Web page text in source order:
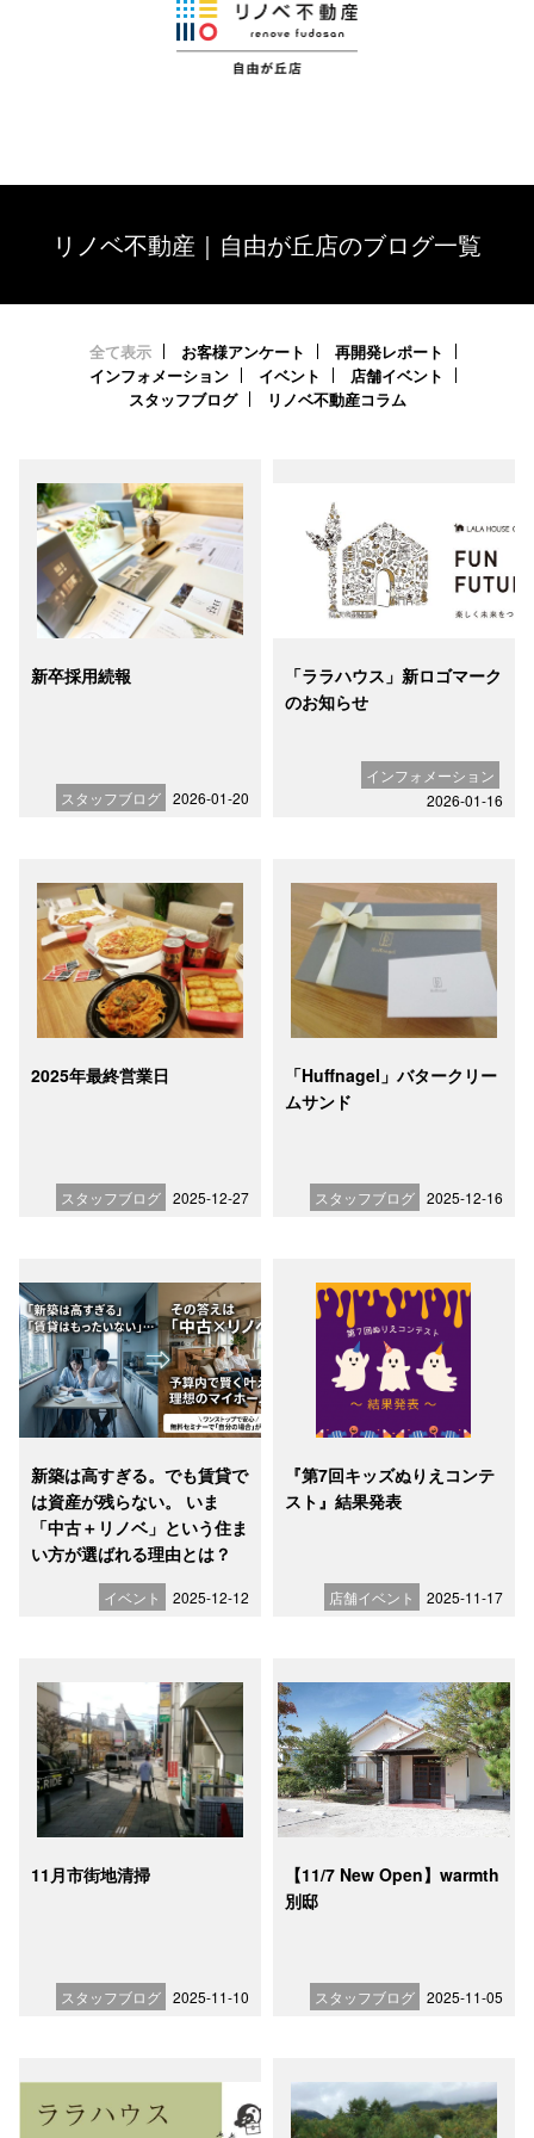
リノベ不動産｜自由が丘店のブログ一覧
全て表示 お客様アンケート
再開発レポート
インフォメーション
イベント
店舗イベント
スタッフブログ
リノベ不動産コラム
新卒採用続報
スタッフブログ 2026-01-20
「ララハウス」新ロゴマーク
のお知らせ
インフォメーション
2026-01-16
2025年最終営業日
スタッフブログ 2025-12-27
「Huffnagel」バタークリー
ムサンド
スタッフブログ 2025-12-16
新築は高すぎる。でも賃貸で
は資産が残らない。 いま
「中古＋リノベ」という住ま
い方が選ばれる理由とは？
イベント 2025-12-12
『第7回キッズぬりえコンテ
スト』結果発表
店舗イベント 2025-11-17
11月市街地清掃
スタッフブログ 2025-11-10
【11/7 New Open】warmth
別邸
スタッフブログ 2025-11-05